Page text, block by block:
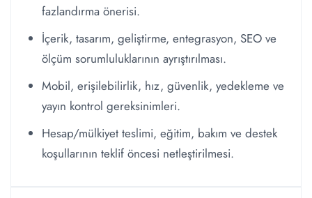
fazlandırma önerisi.
İçerik, tasarım, geliştirme, entegrasyon, SEO ve
ölçüm sorumluluklarının ayrıştırılması.
Mobil, erişilebilirlik, hız, güvenlik, yedekleme ve
yayın kontrol gereksinimleri.
Hesap/mülkiyet teslimi, eğitim, bakım ve destek
koşullarının teklif öncesi netleştirilmesi.